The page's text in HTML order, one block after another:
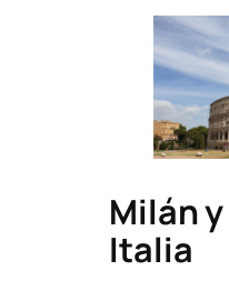
Milán
Italia